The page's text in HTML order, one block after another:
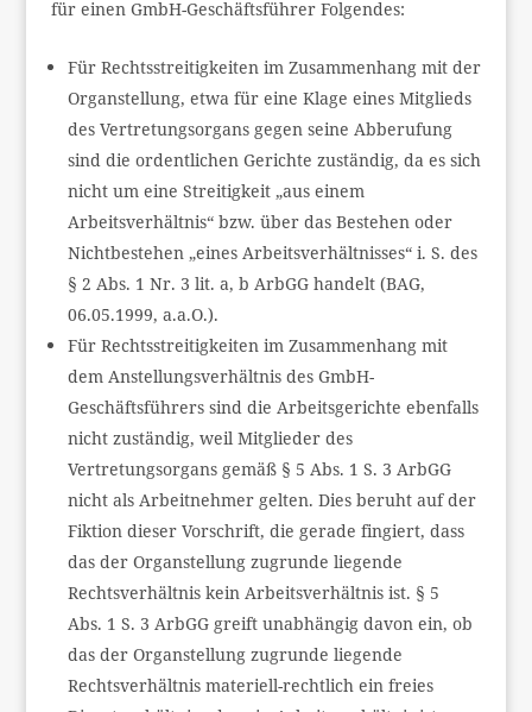
für einen GmbH-Geschäftsführer Folgendes:
Für Rechtsstreitigkeiten im Zusammenhang mit der
Organstellung, etwa für eine Klage eines Mitglieds
des Vertretungsorgans gegen seine Abberufung
sind die ordentlichen Gerichte zuständig, da es sich
nicht um eine Streitigkeit „aus einem
Arbeitsverhältnis“ bzw. über das Bestehen oder
Nichtbestehen „eines Arbeitsverhältnisses“ i. S. des
§ 2 Abs. 1 Nr. 3 lit. a, b ArbGG handelt (BAG,
06.05.1999, a.a.O.).
Für Rechtsstreitigkeiten im Zusammenhang mit
dem Anstellungsverhältnis des GmbH-
Geschäftsführers sind die Arbeitsgerichte ebenfalls
nicht zuständig, weil Mitglieder des
Vertretungsorgans gemäß § 5 Abs. 1 S. 3 ArbGG
nicht als Arbeitnehmer gelten. Dies beruht auf der
Fiktion dieser Vorschrift, die gerade fingiert, dass
das der Organstellung zugrunde liegende
Rechtsverhältnis kein Arbeitsverhältnis ist. § 5
Abs. 1 S. 3 ArbGG greift unabhängig davon ein, ob
das der Organstellung zugrunde liegende
Rechtsverhältnis materiell-rechtlich ein freies